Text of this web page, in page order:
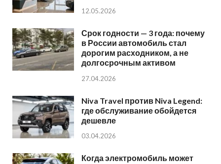
12.05.2026
Срок годности — 3 года: почему
в России автомобиль стал
дорогим расходником, а не
долгосрочным активом
27.04.2026
Niva Travel против Niva Legend:
где обслуживание обойдется
дешевле
03.04.2026
Когда электромобиль может